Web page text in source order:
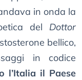
in onda la
del Dottor
bellico,
in codice
l’Italia il Paese